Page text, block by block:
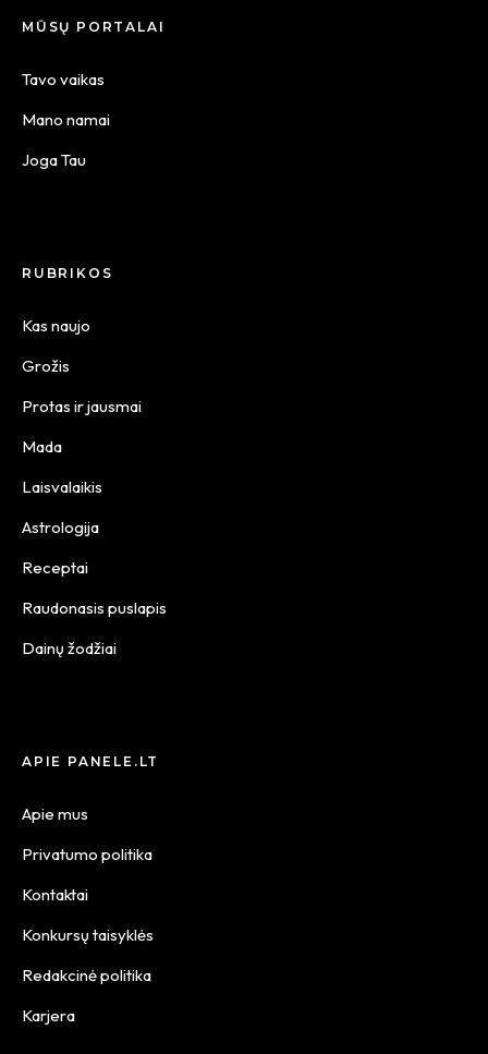
MŪSŲ PORTALAI
Tavo vaikas
Mano namai
Joga Tau
RUBRIKOS
Kas naujo
Grožis
Protas ir jausmai
Mada
Laisvalaikis
Astrologija
Receptai
Raudonasis puslapis
Dainų žodžiai
APIE PANELE.LT
Apie mus
Privatumo politika
Kontaktai
Konkursų taisyklės
Redakcinė politika
Karjera